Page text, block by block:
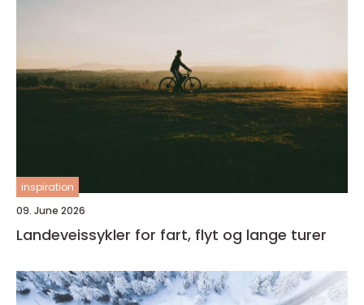
inspiration
09. June 2026
Landeveissykler for fart, flyt og lange turer